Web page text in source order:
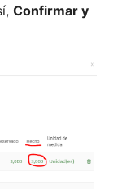
Confirmar y